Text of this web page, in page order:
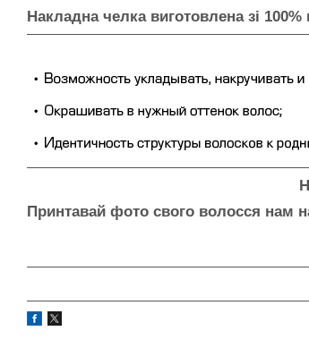
Накладна челка виготовлена зі
Принтавай фото свого волосся нам